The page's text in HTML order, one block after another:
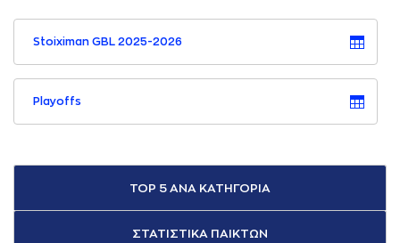
Stoiximan GBL 2025-2026
Playoffs
TOP 5 ΑΝΑ ΚΑΤΗΓΟΡΙΑ
ΣΤΑΤΙΣΤΙΚΑ ΠΑΙΚΤΩΝ